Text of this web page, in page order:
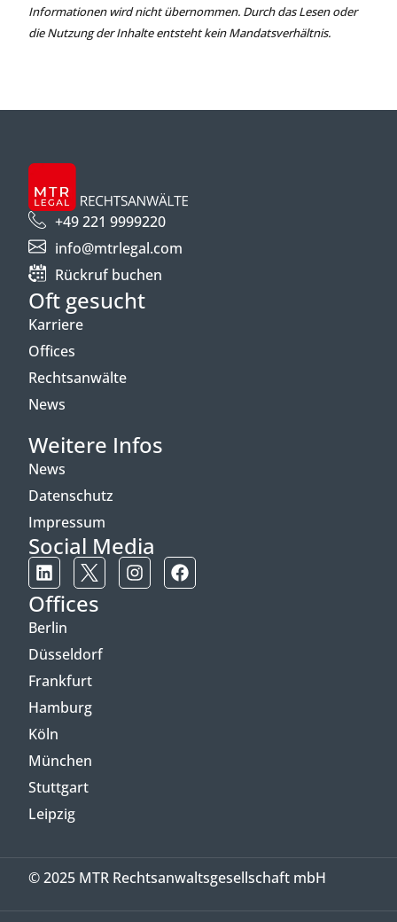
Informationen wird nicht übernommen. Durch das Lesen oder
die Nutzung der Inhalte entsteht kein Mandatsverhältnis.
+49 221 9999220
info@mtrlegal.com
Rückruf buchen
Oft gesucht
Karriere
Offices
Rechtsanwälte
News
Weitere Infos
News
Datenschutz
Impressum
Social Media
Offices
Berlin
Düsseldorf
Frankfurt
Hamburg
Köln
München
Stuttgart
Leipzig
© 2025 MTR Rechtsanwaltsgesellschaft mbH